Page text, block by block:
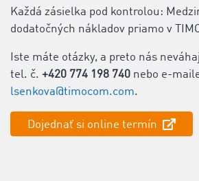
Každá zásielka pod kontrolou:
dodatočných nákladov priamo v
Iste máte otázky, a preto nás
tel. č. +420 774 198 740 nebo e-
lsenkova@timocom.com.
Dojednať si online termín